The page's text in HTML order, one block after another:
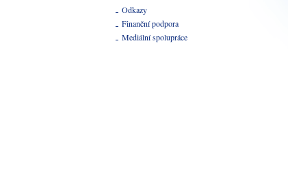
Odkazy
Finanční podpora
Mediální spolupráce